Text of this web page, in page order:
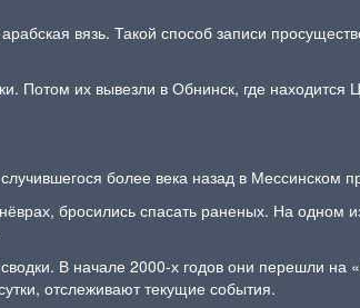
вязь. Такой способ записи
Потом их вывезли в Обнинск, где находится
более века назад в Мессинском
бросились спасать раненых. На одном
В начале 2000-х годов они перешли
отслеживают текущие события.